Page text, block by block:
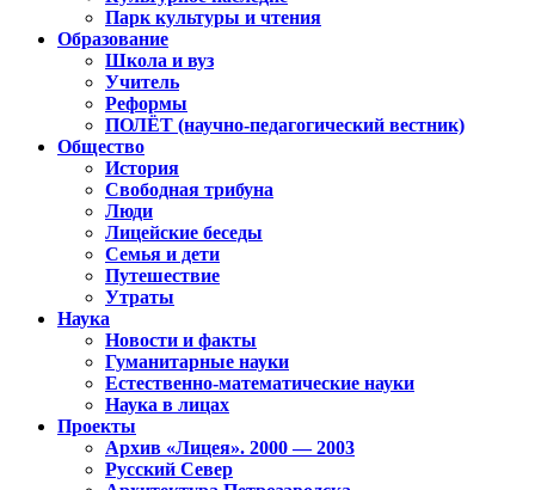
Парк культуры и чтения
Образование
Школа и вуз
Учитель
Реформы
ПОЛЁТ (научно-педагогический вестник)
Общество
История
Свободная трибуна
Люди
Лицейские беседы
Семья и дети
Путешествие
Утраты
Наука
Новости и факты
Гуманитарные науки
Естественно-математические науки
Наука в лицах
Проекты
Архив «Лицея». 2000 — 2003
Русский Север